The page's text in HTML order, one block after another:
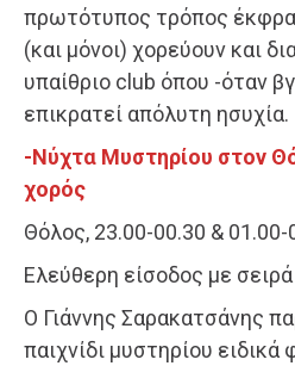
πρωτότυπος τρόπος
(και μόνοι) χορεύουν και
υπαίθριο club όπου -όταν
επικρατεί απόλυτη ησυχία.
-Νύχτα Μυστηρίου στον
χορός
Θόλος, 23.00-00.30 & 01.00-
Ελεύθερη είσοδος με
Ο Γιάννης Σαρακατσάνης
παιχνίδι μυστηρίου ειδικά